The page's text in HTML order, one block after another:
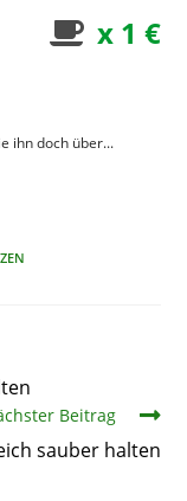
x 1 €
ihn doch über...
Beitrag
sauber halten